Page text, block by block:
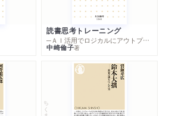
読書思考トレーニング
─ＡＩ活用でロジカルにアウトプットする技法
中崎倫子著
ちくま新書